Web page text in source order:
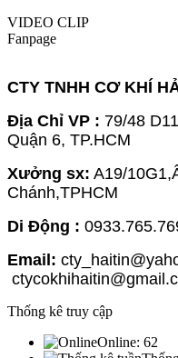
VIDEO CLIP
Fanpage
CTY TNHH CƠ KHÍ
Địa Chỉ VP : 79/48
Quận 6, TP.HCM
Xưởng sx: A19/
Chánh,TPHCM
Di Động :
Email:
Thống kê truy cập
Online: 62